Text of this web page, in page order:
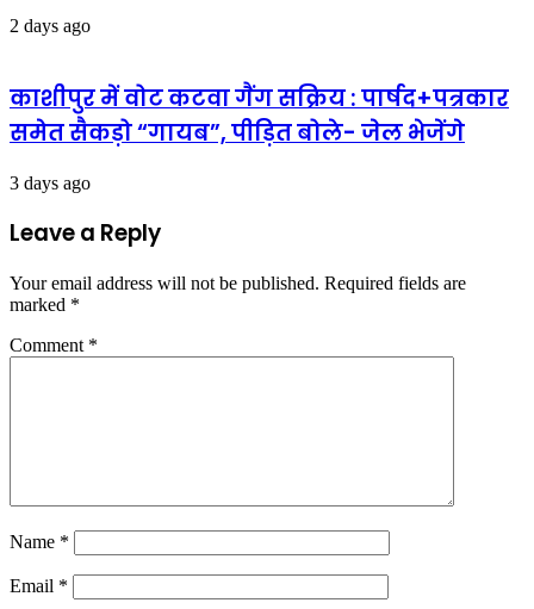
2 days ago
काशीपुर में वोट कटवा गैंग सक्रिय : पार्षद+पत्रकार
समेत सैकड़ो “गायब”, पीड़ित बोले- जेल भेजेंगे
3 days ago
Leave a Reply
Your email address will not be published. Required fields are
marked *
Comment *
Name *
Email *